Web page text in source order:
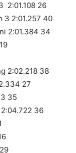
2:01.108 26
3 2:01.257 40
2:01.384 34
19
2:02.218 38
27
35
2:04.722 36
29